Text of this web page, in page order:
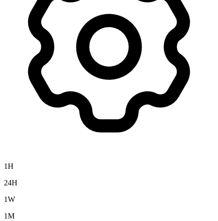
1H
24H
1W
1M